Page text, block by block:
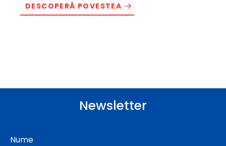
DESCOPERĂ POVESTEA
Newsletter
Nume